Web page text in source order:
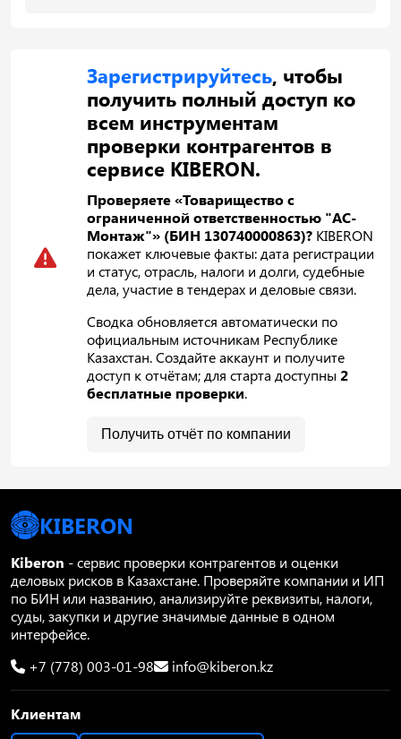
Зарегистрируйтесь, чтобы
получить полный доступ ко
всем инструментам
проверки контрагентов в
сервисе KIBERON.
Проверяете «Товарищество с
ограниченной ответственностью "АС-
Монтаж"» (БИН 130740000863)? KIBERON
покажет ключевые факты: дата регистрации
и статус, отрасль, налоги и долги, судебные
дела, участие в тендерах и деловые связи.
Сводка обновляется автоматически по
официальным источникам Республике
Казахстан. Создайте аккаунт и получите
доступ к отчётам; для старта доступны2
бесплатные проверки.
Получить отчёт по компании
KIBERON
Kiberon - сервис проверки контрагентов и оценки
деловых рисков в Казахстане. Проверяйте компании и ИП
по БИН или названию, анализируйте реквизиты, налоги,
суды, закупки и другие значимые данные в одном
интерфейсе.
+7 (778) 003-01-98
info@kiberon.kz
Клиентам